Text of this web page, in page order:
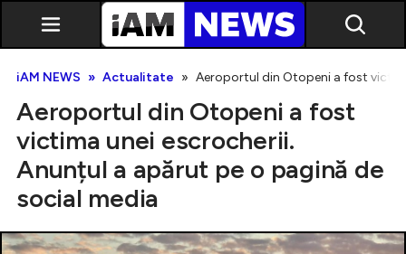
Exclusiv
iAM NEWS Actualitate Aeroportul din Otopeni a fost
Aeroportul din Otopeni a fost
victima unei escrocherii.
Anunțul a apărut pe o pagină de
social media